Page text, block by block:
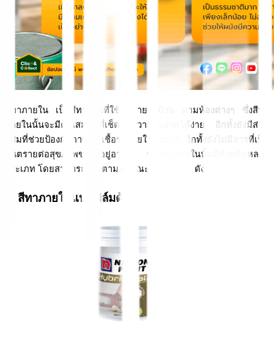
สีทาภายใน เป็นสีทาบ้านที่ใช้ทาภายในบ้าน ตามห้องต่างๆ ซึ่งสีทา
ภายในนั้นจะมีคุณสมบัติที่เช็ดทำความสะอาดได้ง่าย อีกทั้งยังมีส่วน
ผสมที่ช่วยป้องกันการเกิดเชื้อราภายในบ้านได้ อีกทั้งยังไม่มีสารที่เป็น
อันตรายต่อสุขภาพของผู้อยู่อาศัย ซึ่งสีทาภายในนั้นมีด้วยกันหลาย
ประเภท โดยสามารถแบ่งตามลักษณะเนื้อฟิล์มได้ ดังนี้
สีทาภายใน แบบฟิล์มด้าน